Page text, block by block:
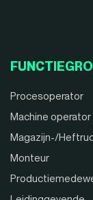
Procesoperator
Machine operator
Magazijn-/
Monteur